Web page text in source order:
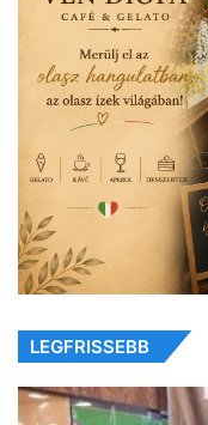
LEGFRISSEBB